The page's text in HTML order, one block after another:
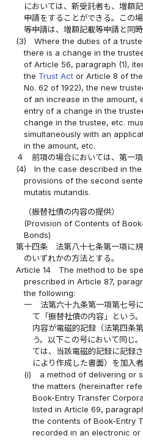
においては、新受託者も、増額
申請をすることができる。この
等申請は、増額記載等申請と同
(3)
Where the duties of a
there is a change in the
of Article 56, paragraph (1),
the Trust Act or Article 8 of
No. 62 of 1922), the new
of an increase in the amount,
entry of a change in the
change in the trustee, etc.
simultaneously with an
in the amount, etc.
４
前項の場合においては、第一
(4)
In the case described in
provisions of the second
mutatis mutandis.
（振替社債の内容の提供）
(Provision of Contents of
Bonds)
第十四条
法第八十七条第一項に
のいずれかの方法とする。
Article 14
The method to be
prescribed in Article 87,
the following:
一
法第六十九条第一項第七号
て「振替社債の内容」という
内容が電磁的記録（法第四条
う。以下この号において同じ
ては、当該電磁的記録に記録
により作成した書面）を加入
(i)
a method of delivering or
the matters (hereinafter
Book-Entry Transfer
listed in Article 69,
the contents of Book-Entry
recorded in an electronic